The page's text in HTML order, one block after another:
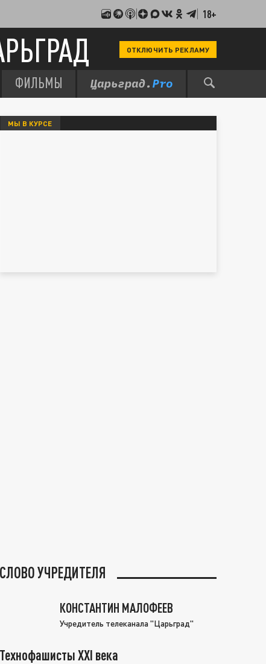
18+
ОТКЛЮЧИТЬ РЕКЛАМУ
ФИЛЬМЫ
МЫ В КУРСЕ
СЛОВО УЧРЕДИТЕЛЯ
КОНСТАНТИН МАЛОФЕЕВ
Учредитель телеканала "Царьград"
Технофашисты XXI века